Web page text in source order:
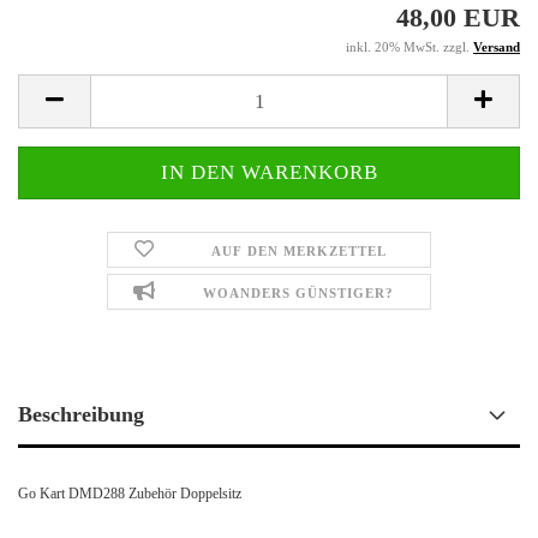
48,00 EUR
inkl. 20% MwSt. zzgl. Versand
AUF DEN MERKZETTEL
WOANDERS GÜNSTIGER?
Beschreibung
Go Kart DMD288 Zubehör Doppelsitz